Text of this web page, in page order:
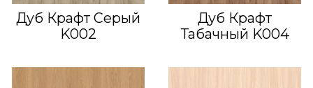
Дуб Крафт Серый
K002
Дуб Крафт
Табачный K004